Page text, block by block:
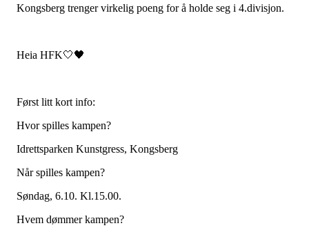
Kongsberg trenger virkelig poeng for å holde seg i 4.divisjon.
Heia HFK🤍🖤
Først litt kort info:
Hvor spilles kampen?
Idrettsparken Kunstgress, Kongsberg
Når spilles kampen?
Søndag, 6.10. Kl.15.00.
Hvem dømmer kampen?